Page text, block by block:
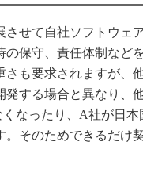
せて自社ソフトウェ
保守、責任体制など
も要求されますが、
する場合と異なり、
なったり、A社が日本
そのためできるだけ